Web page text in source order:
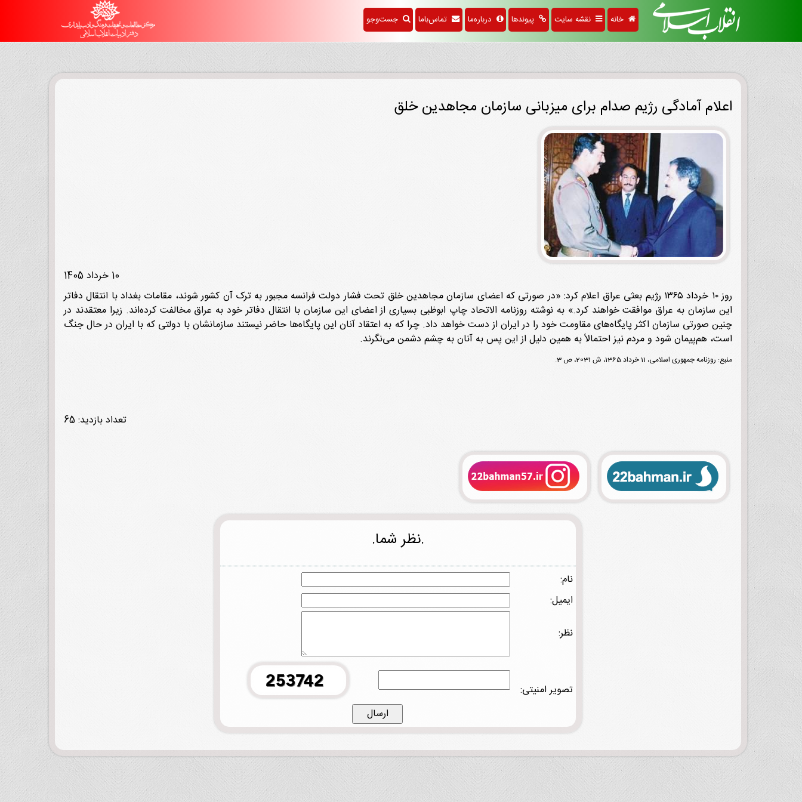
خانه نقشه سایت پیوندها درباره‌ما تماس‌باما جست‌وجو
اعلام آمادگی رژیم صدام برای میزبانی سازمان مجاهدین خلق
10 خرداد 1405
روز ۱۰ خرداد ۱۳۶۵ رژیم بعثی عراق اعلام کرد: «در صورتی که اعضای سازمان مجاهدین خلق تحت فشار دولت فرانسه مجبور به ترک آن کشور شوند، مقامات بغداد با انتقال دفاتر
این سازمان به عراق موافقت خواهند کرد.» به نوشته روزنامه الاتحاد چاپ ابوظبی بسیاری از اعضای این سازمان با انتقال دفاتر خود به عراق مخالفت کرده‌اند. زیرا معتقدند در
چنین صورتی سازمان اکثر پایگاه‌های مقاومت خود را در ایران از دست خواهد داد. چرا که به اعتقاد آنان این پایگاه‌ها حاضر نیستند سازمانشان با دولتی که با ایران در حال جنگ
است، هم‌پیمان شود و مردم نیز احتمالاً به همین دلیل از این پس به آنان به چشم دشمن می‌نگرند.
منبع: روزنامه جمهوری اسلامی، 11 خرداد 1365، ش 2031، ص 3.
تعداد بازدید: 65
.نظر شما.
نام:
ایمیل:
نظر:
تصویر امنیتی: